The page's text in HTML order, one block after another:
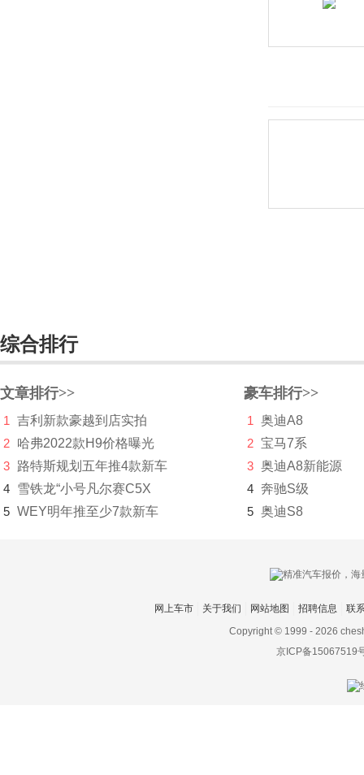
Q
乔治巴顿
启辰
骐铃
综合排行
文章排行>>
1
吉利新款豪越到店实拍
2 哈弗2022款H9价格曝光
3 路特斯规划五年推4款新车
4 雪铁龙“小号凡尔赛C5X
5 WEY明年推至少7款新车
豪车排行>>
1
奥迪A8
2 宝马7系
3 奥迪A8新能源
4 奔驰S级
5 奥迪S8
网上车市 关于我们 网站地图 招聘信息
联
Copyright © 1999 - 2026
京ICP备15067519